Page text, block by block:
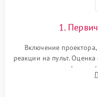
автоматическая коррекция
трапеции (Keystone)
Проблемы с
масштабированием
1.
Включение
реакции на пульт.
наличия артефактов
системы